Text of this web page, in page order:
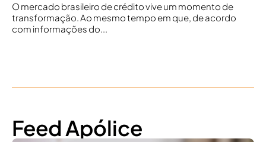
O mercado brasileiro de crédito vive um momento de
transformação. Ao mesmo tempo em que, de acordo
com informações do...
Feed Apólice